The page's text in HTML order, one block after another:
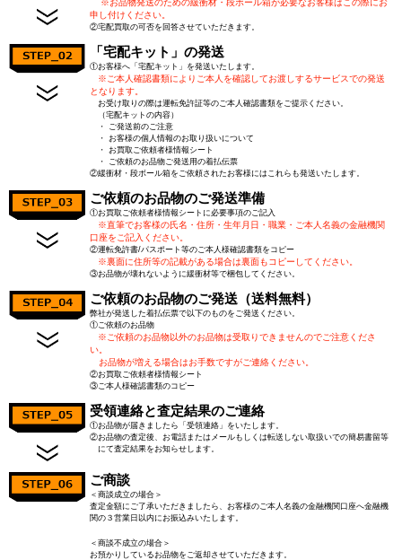
※お品物発送のための緩衝材・段ボール箱が必要なお客様はこの際にお
申し付けください。
②宅配買取の可否を回答させていただきます。
「宅配キット」の発送
①お客様へ「宅配キット」を発送いたします。
※ご本人確認書類によりご本人を確認してお渡しするサービスでの発送
となります。
お受け取りの際は運転免許証等のご本人確認書類をご提示ください。
（宅配キットの内容）
・ ご発送前のご注意
・ お客様の個人情報のお取り扱いについて
・ お買取ご依頼者様情報シート
・ ご依頼のお品物ご発送用の着払伝票
②緩衝材・段ボール箱をご依頼されたお客様にはこれらも発送いたします。
ご依頼のお品物のご発送準備
①お買取ご依頼者様情報シートに必要事項のご記入
※直筆でお客様の氏名・住所・生年月日・職業・ご本人名義の金融機関
口座をご記入ください。
②運転免許書/パスポート等のご本人様確認書類をコピー
※裏面に住所等の記載がある場合は裏面もコピーしてください。
③お品物が壊れないように緩衝材等で梱包してください。
ご依頼のお品物のご発送（送料無料）
弊社が発送した着払伝票で以下のものをご発送ください。
①ご依頼のお品物
※ご依頼のお品物以外のお品物は受取りできませんのでご注意くださ
い。
お品物が増える場合はお手数ですがご連絡ください。
②お買取ご依頼者様情報シート
③ご本人様確認書類のコピー
受領連絡と査定結果のご連絡
①お品物が届きましたら「受領連絡」をいたします。
②お品物の査定後、お電話またはメールもしくは転送しない取扱いでの簡易書留等
にて査定結果をお知らせします。
ご商談
＜商談成立の場合＞
査定金額にご了承いただきましたら、お客様のご本人名義の金融機関口座へ金融機
関の３営業日以内にお振込みいたします。
＜商談不成立の場合＞
お預かりしているお品物をご返却させていただきます。